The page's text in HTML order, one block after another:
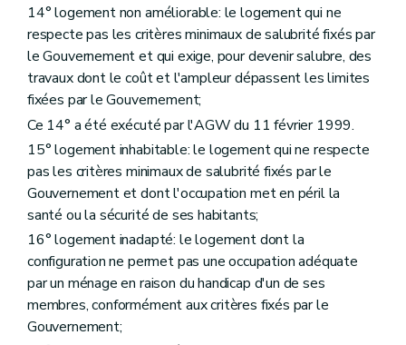
Art. 84
Art. 85
Section
Titre III
bis
"De l'audit des acteurs locaux de la politique du logement" (décret du 9 février 2012)
Art. 200/1
Titre IV Dispositions administratives et pénales
Art. 200bis
Art. 201
Art. 202
Art. 202bis
Titre V Dispositions finales
Art. 203
Art. 204
Art. 205
Art. 205bis
Art. 206
Art. 207
Titre VI "Disposition interprétative" (décret du 30 avril 2009)
14° logement non améliorable: le logement qui ne
respecte pas les critères minimaux de salubrité fixés par
le Gouvernement et qui exige, pour devenir salubre, des
travaux dont le coût et l'ampleur dépassent les limites
fixées par le Gouvernement;
Ce 14° a été exécuté par l'AGW du 11 février 1999.
15° logement inhabitable: le logement qui ne respecte
pas les critères minimaux de salubrité fixés par le
Gouvernement et dont l'occupation met en péril la
santé ou la sécurité de ses habitants;
16° logement inadapté: le logement dont la
configuration ne permet pas une occupation adéquate
par un ménage en raison du handicap d'un de ses
membres, conformément aux critères fixés par le
Gouvernement;